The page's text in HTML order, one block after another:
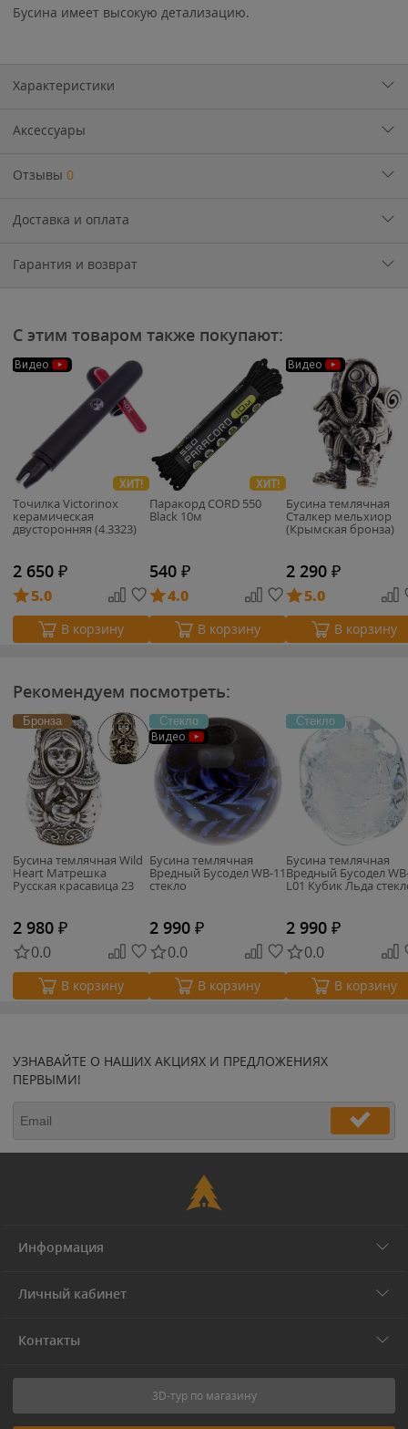
Бусина имеет высокую детализацию.
Характеристики
Аксессуары
Отзывы 0
Доставка и оплата
Гарантия и возврат
С этим товаром также покупают:
Видео
ХИТ!
Точилка Victorinox
керамическая
двусторонняя (4.3323)
2 650 ₽
5.0
В корзину
ХИТ!
Паракорд CORD 550
Black 10м
540 ₽
4.0
В корзину
Видео
Бусина темлячная
Сталкер мельхиор
(Крымская бронза)
2 290 ₽
5.0
В корзину
Рекомендуем посмотреть:
Бронза
Бусина темлячная Wild
Heart Матрешка
Русская красавица 23
2 980 ₽
0.0
В корзину
Стекло
Видео
Бусина темлячная
Вредный Бусодел WB-11
стекло
2 990 ₽
0.0
В корзину
Стекло
Бусина темлячная
Вредный Бусодел
L01 Кубик Льда
2 990 ₽
0.0
В корзину
УЗНАВАЙТЕ О НАШИХ АКЦИЯХ И ПРЕДЛОЖЕНИЯХ
ПЕРВЫМИ!
Информация
Личный кабинет
Контакты
3D-тур по магазину